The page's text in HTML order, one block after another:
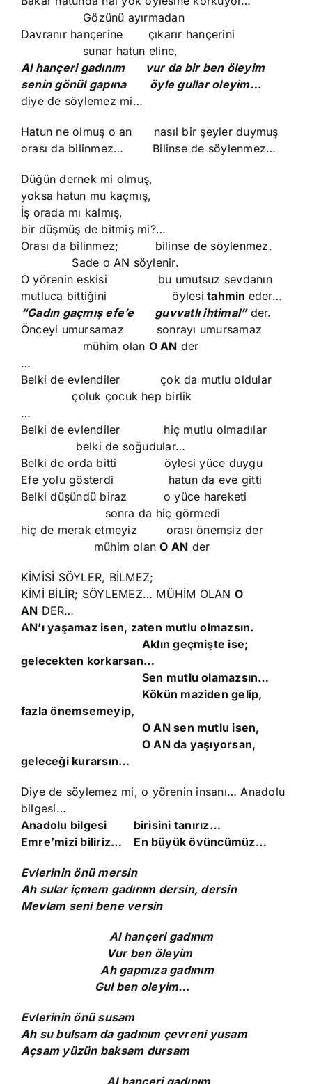
Gözünü ayırmadan
Davranır hançerine çıkarır hançerini
sunar hatun eline,
Al hançeri gadınım vur da bir ben öleyim
senin gönül gapına öyle gullar oleyim…
diye de söylemez mi…
Hatun ne olmuş o an nasıl bir şeyler duymuş
orası da bilinmez… Bilinse de söylenmez…
Düğün dernek mi olmuş,
yoksa hatun mu kaçmış,
İş orada mı kalmış,
bir düşmüş de bitmiş mi?…
Orası da bilinmez; bilinse de söylenmez.
Sade o AN söylenir.
O yörenin eskisi bu umutsuz sevdanın
mutluca bittiğini öylesi tahmin eder…
“Gadın gaçmış efe’e guvvatlı ihtimal”der.
Önceyi umursamaz sonrayı umursamaz
mühim olan O AN der
…
Belki de evlendiler çok da mutlu oldular
çoluk çocuk hep birlik
…
Belki de evlendiler hiç mutlu olmadılar
belki de soğudular…
Belki de orda bitti öylesi yüce duygu
Efe yolu gösterdi hatun da eve gitti
Belki düşündü biraz o yüce hareketi
sonra da hiç görmedi
hiç de merak etmeyiz orası önemsiz der
mühim olanO AN der
KİMİSİ SÖYLER, BİLMEZ;
KİMİ BİLİR; SÖYLEMEZ… MÜHİM OLAN O
AN DER…
AN’ı yaşamaz isen, zaten mutlu olmazsın.
Aklın geçmişte ise;
gelecekten korkarsan…
Sen mutlu olamazsın…
Kökün maziden gelip,
fazla önemsemeyip,
O AN sen mutlu isen,
O AN da yaşıyorsan,
geleceği kurarsın…
Diye de söylemez mi, o yörenin insanı… Anadolu
bilgesi…
Anadolu bilgesi birisini tanırız…
Emre’mizi biliriz… En büyük övüncümüz…
Evlerinin önü mersin
Ah sular içmem gadınım dersin, dersin
Mevlam seni bene versin
Al hançeri gadınım
Vur ben öleyim
Ah gapmıza gadınım
Gul ben oleyim…
Evlerinin önü susam
Ah su bulsam da gadınım çevreni yusam
Açsam yüzün baksam dursam
Al hançeri gadınım